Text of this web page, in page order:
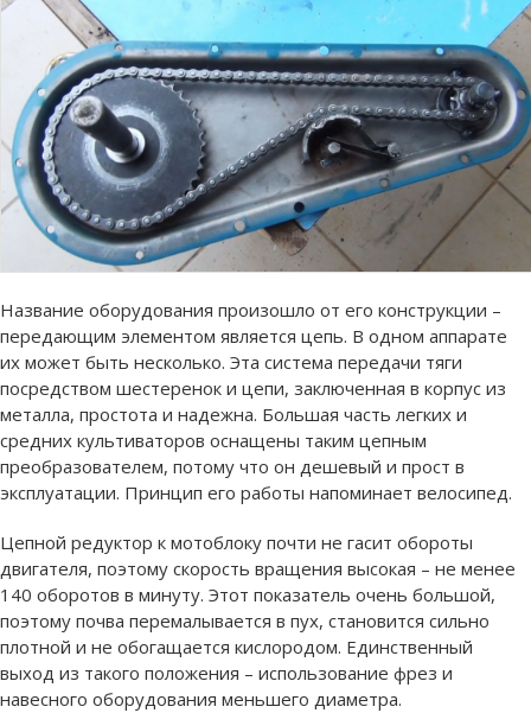
Название оборудования произошло от его конструкции –
передающим элементом является цепь. В одном аппарате
их может быть несколько. Эта система передачи тяги
посредством шестеренок и цепи, заключенная в корпус из
металла, простота и надежна. Большая часть легких и
средних культиваторов оснащены таким цепным
преобразователем, потому что он дешевый и прост в
эксплуатации. Принцип его работы напоминает велосипед.
Цепной редуктор к мотоблоку почти не гасит обороты
двигателя, поэтому скорость вращения высокая – не менее
140 оборотов в минуту. Этот показатель очень большой,
поэтому почва перемалывается в пух, становится сильно
плотной и не обогащается кислородом. Единственный
выход из такого положения – использование фрез и
навесного оборудования меньшего диаметра.